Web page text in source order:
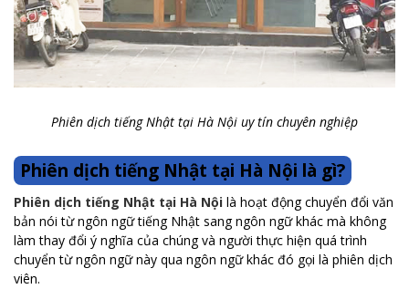
Phiên dịch tiếng Nhật tại Hà Nội uy tín chuyên nghiệp
Phiên dịch tiếng Nhật tại Hà Nội là gì?
Phiên dịch tiếng Nhật tại Hà Nội là hoạt động chuyển đổi văn
bản nói từ ngôn ngữ tiếng Nhật sang ngôn ngữ khác mà không
làm thay đổi ý nghĩa của chúng và người thực hiện quá trình
chuyển từ ngôn ngữ này qua ngôn ngữ khác đó gọi là phiên dịch
viên.